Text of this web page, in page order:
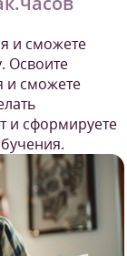
и сможете
Освоите
и сможете
и сформируете